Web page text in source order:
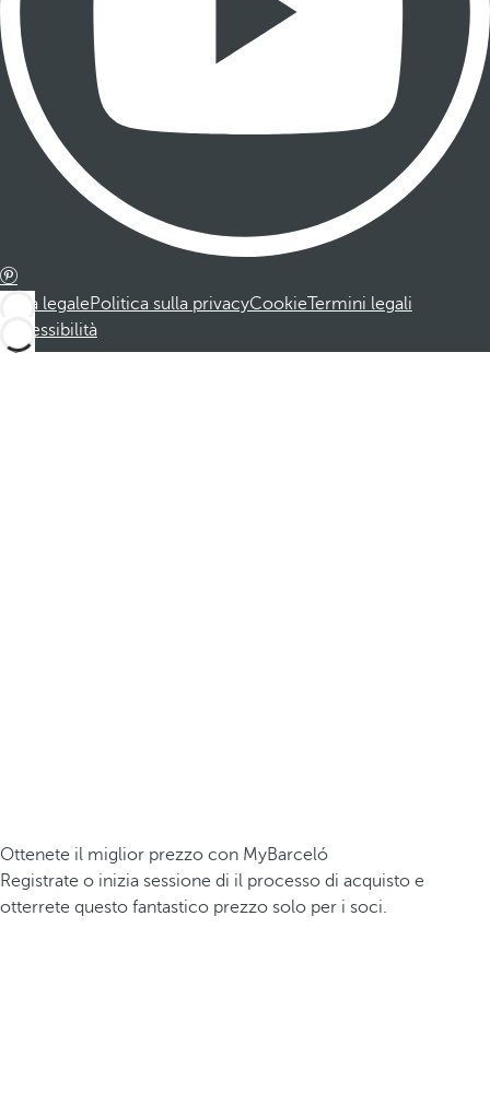
Nota legalePolitica sulla privacyCookieTermini legali
Accessibilità
Ottenete il miglior prezzo con MyBarceló
Registrate o inizia sessione di il processo di acquisto e
otterrete questo fantastico prezzo solo per i soci.